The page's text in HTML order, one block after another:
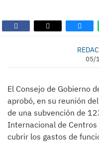
05/
El Consejo de Gobierno
aprobó, en su reunión
de una subvención de
Internacional de
cubrir los gastos de